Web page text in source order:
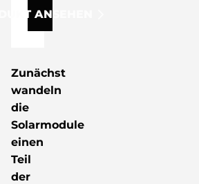
ANSEHEN
Zunächst
wandeln
die
Solarmodule
einen
Teil
der